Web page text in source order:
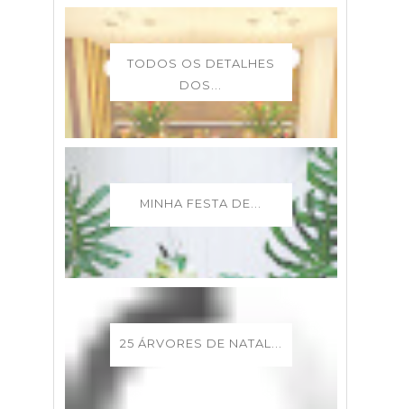
TODOS OS DETALHES
DOS...
MINHA FESTA DE...
25 ÁRVORES DE NATAL...